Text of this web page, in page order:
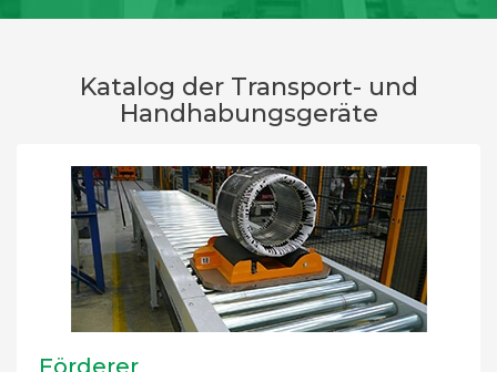
Katalog der Transport- und
Handhabungsgeräte
Förderer